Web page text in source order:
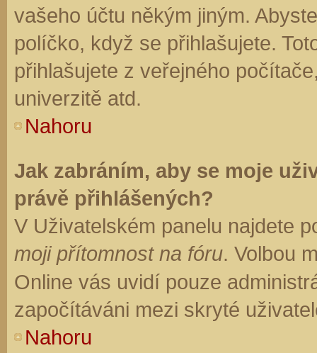
vašeho účtu někým jiným.
políčko, když se přihlašujete.
přihlašujete z veřejného
univerzitě atd.
Nahoru
Jak zabráním, aby se moje
právě přihlášených?
V Uživatelském panelu najdete
moji přítomnost na fóru. Volbou
Online vás uvidí pouze
započítáváni mezi skryté
Nahoru